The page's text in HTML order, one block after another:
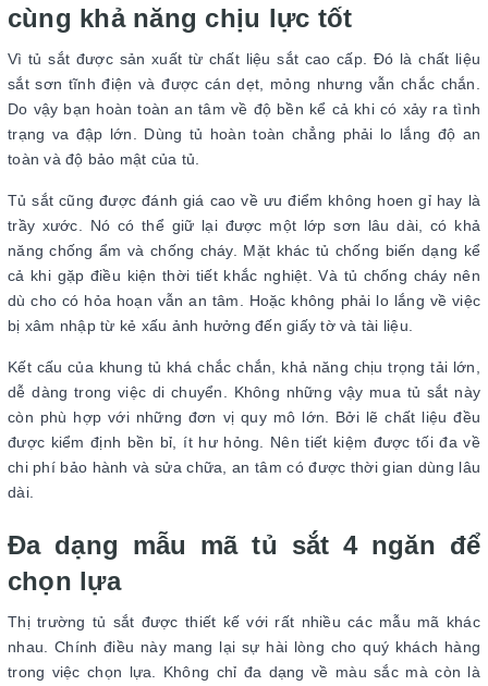
cùng khả năng chịu lực tốt
Vì tủ sắt được sản xuất từ chất liệu sắt cao cấp. Đó là chất liệu
sắt sơn tĩnh điện và được cán dẹt, mỏng nhưng vẫn chắc chắn.
Do vậy bạn hoàn toàn an tâm về độ bền kể cả khi có xảy ra tình
trạng va đập lớn. Dùng tủ hoàn toàn chẳng phải lo lắng độ an
toàn và độ bảo mật của tủ.
Tủ sắt cũng được đánh giá cao về ưu điểm không hoen gỉ hay là
trầy xước. Nó có thể giữ lại được một lớp sơn lâu dài, có khả
năng chống ẩm và chống cháy. Mặt khác tủ chống biến dạng kể
cả khi gặp điều kiện thời tiết khắc nghiệt. Và tủ chống cháy nên
dù cho có hỏa hoạn vẫn an tâm. Hoặc không phải lo lắng về việc
bị xâm nhập từ kẻ xấu ảnh hưởng đến giấy tờ và tài liệu.
Kết cấu của khung tủ khá chắc chắn, khả năng chịu trọng tải lớn,
dễ dàng trong việc di chuyển. Không những vậy mua tủ sắt này
còn phù hợp với những đơn vị quy mô lớn. Bởi lẽ chất liệu đều
được kiểm định bền bỉ, ít hư hỏng. Nên tiết kiệm được tối đa về
chi phí bảo hành và sửa chữa, an tâm có được thời gian dùng lâu
dài.
Đa dạng mẫu mã tủ sắt 4 ngăn để
chọn lựa
Thị trường tủ sắt được thiết kế với rất nhiều các mẫu mã khác
nhau. Chính điều này mang lại sự hài lòng cho quý khách hàng
trong việc chọn lựa. Không chỉ đa dạng về màu sắc mà còn là